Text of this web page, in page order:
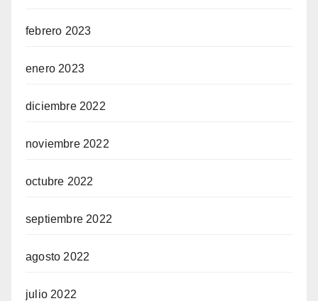
febrero 2023
enero 2023
diciembre 2022
noviembre 2022
octubre 2022
septiembre 2022
agosto 2022
julio 2022